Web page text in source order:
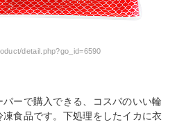
detail.php?go_id=6590
ーで購入できる、コスパのいい輪
食品です。下処理をしたイカに衣